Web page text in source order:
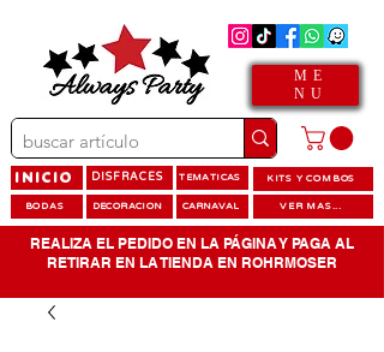
ME
NU
INICIO DISFRACES TEMATICAS KITS Y COMBOS
BODAS DECORACION CARNAVAL VER MAS...
REALIZA EL PEDIDO EN LA PÁGINA Y PAGA AL
RETIRAR EN LA TIENDA EN ROHRMOSER